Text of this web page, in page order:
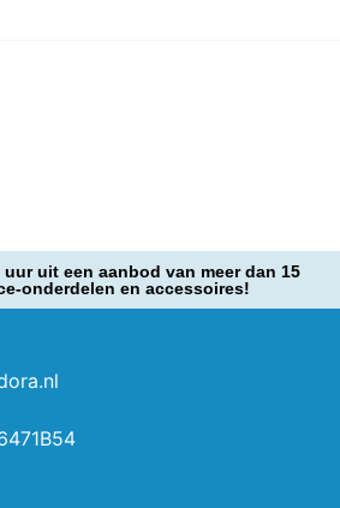
uit een aanbod van meer dan 15
onderdelen en accessoires!